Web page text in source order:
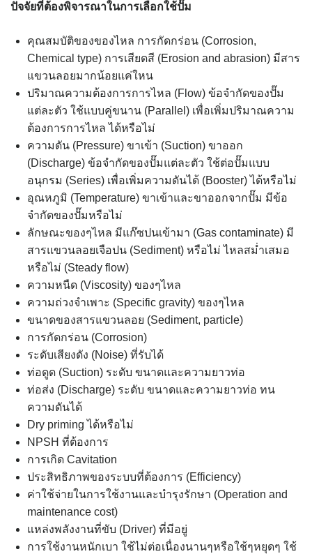
ปัจจัยที่ต้องพิจารณาในการเลือกใช้ปั๊ม
คุณสมบัติของของไหล การกัดกร่อน (Corrosion,
Chemical type) การเสียดสี (Erosion and abrasion) มีสาร
แขวนลอยมากน้อยแค่ใหน
ปริมาณความต้องการการไหล (Flow) ข้อจำกัดของปั๊ม
แต่ละตัว ใช้แบบคู่ขนาน (Parallel) เพื่อเพิ่มปริมาณความ
ต้องการการไหล ได้หรือไม่
ความดัน (Pressure) ขาเข้า (Suction) ขาออก
(Discharge) ข้อจำกัดของปั๊มแต่ละตัว ใช้ต่อปั๊มแบบ
อนุกรม (Series) เพื่อเพิ่มความดันได้ (Booster) ได้หรือไม่
อุณหภูมิ (Temperature) ขาเข้าและขาออกจากปั๊ม มีข้อ
จำกัดของปั๊มหรือไม่
ลักษณะของๆไหล มีแก๊ซปนเข้ามา (Gas contaminate) มี
สารแขวนลอยเจือปน (Sediment) หรือไม่ ไหลสม่ำเสมอ
หรือไม่ (Steady flow)
ความหนืด (Viscosity) ของๆไหล
ความถ่วงจำเพาะ (Specific gravity) ของๆไหล
ขนาดของสารแขวนลอย (Sediment, particle)
การกัดกร่อน (Corrosion)
ระดับเสียงดัง (Noise) ที่รับได้
ท่อดูด (Suction) ระดับ ขนาดและความยาวท่อ
ท่อส่ง (Discharge) ระดับ ขนาดและความยาวท่อ ทน
ความดันได้
Dry priming ได้หรือไม่
NPSH ที่ต้องการ
การเกิด Cavitation
ประสิทธิภาพของระบบที่ต้องการ (Efficiency)
ค่าใช้จ่ายในการใช้งานและบำรุงรักษา (Operation and
maintenance cost)
แหล่งพลังงานที่ขับ (Driver) ที่มีอยู่
การใช้งานหนักเบา ใช้ไม่ต่อเนื่องนานๆหรือใช้ๆหยุดๆ ใช้